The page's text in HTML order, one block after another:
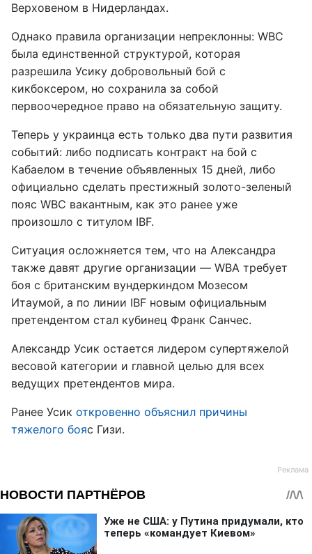
Верховеном в Нидерландах.
Однако правила организации непреклонны: WBC
была единственной структурой, которая
разрешила Усику добровольный бой с
кикбоксером, но сохранила за собой
первоочередное право на обязательную защиту.
Теперь у украинца есть только два пути развития
событий: либо подписать контракт на бой с
Кабаелом в течение объявленных 15 дней, либо
официально сделать престижный золото-зеленый
пояс WBC вакантным, как это ранее уже
произошло с титулом IBF.
Ситуация осложняется тем, что на Александра
также давят другие организации — WBA требует
боя с британским вундеркиндом Мозесом
Итаумой, а по линии IBF новым официальным
претендентом стал кубинец Франк Санчес.
Александр Усик остается лидером супертяжелой
весовой категории и главной целью для всех
ведущих претендентов мира.
Ранее Усик откровенно объяснил причины
тяжелого бояс Гизи.